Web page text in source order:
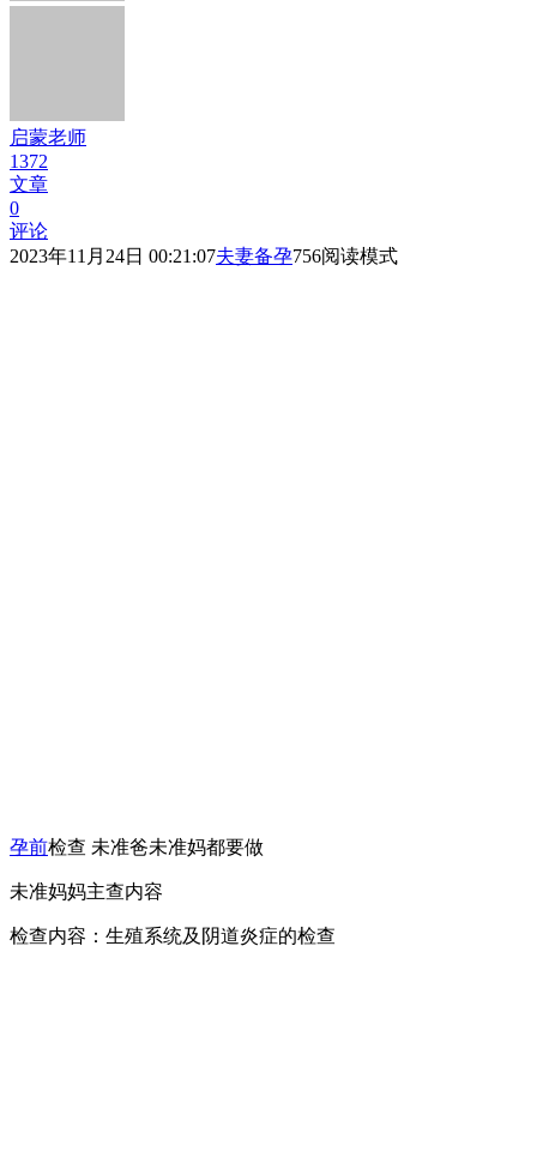
启蒙老师
1372
文章
0
评论
2023年11月24日 00:21:07夫妻备孕756阅读模式
孕前检查 未准爸未准妈都要做
未准妈妈主查内容
检查内容：生殖系统及阴道炎症的检查